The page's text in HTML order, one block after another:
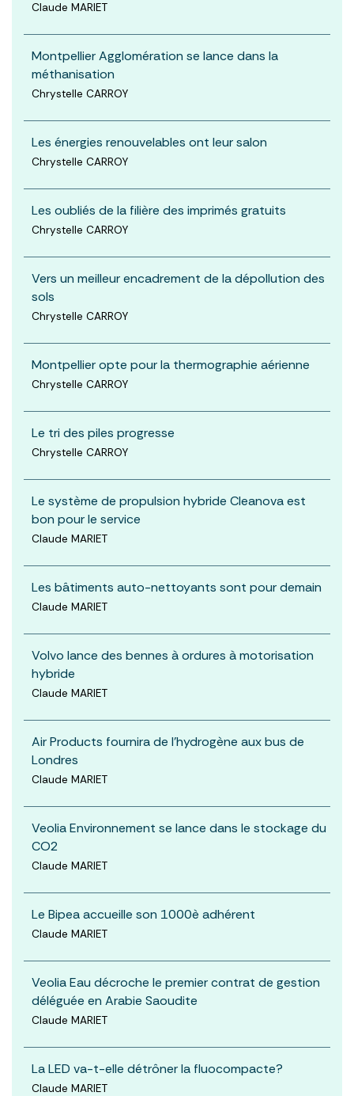
Claude MARIET
Montpellier Agglomération se lance dans la
méthanisation
Chrystelle CARROY
Les énergies renouvelables ont leur salon
Chrystelle CARROY
Les oubliés de la filière des imprimés gratuits
Chrystelle CARROY
Vers un meilleur encadrement de la dépollution des
sols
Chrystelle CARROY
Montpellier opte pour la thermographie aérienne
Chrystelle CARROY
Le tri des piles progresse
Chrystelle CARROY
Le système de propulsion hybride Cleanova est
bon pour le service
Claude MARIET
Les bâtiments auto-nettoyants sont pour demain
Claude MARIET
Volvo lance des bennes à ordures à motorisation
hybride
Claude MARIET
Air Products fournira de l'hydrogène aux bus de
Londres
Claude MARIET
Veolia Environnement se lance dans le stockage du
CO2
Claude MARIET
Le Bipea accueille son 1000è adhérent
Claude MARIET
Veolia Eau décroche le premier contrat de gestion
déléguée en Arabie Saoudite
Claude MARIET
La LED va-t-elle détrôner la fluocompacte?
Claude MARIET